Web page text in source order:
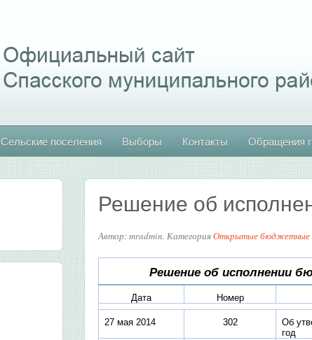
Сельские поселения Выборы Контакты Обращения
Решение об
Автор: mradmin. КатегорияОткрытые бюджетные
Решение об исполнении
Дата Номер
27 мая 2014 302
Об
год